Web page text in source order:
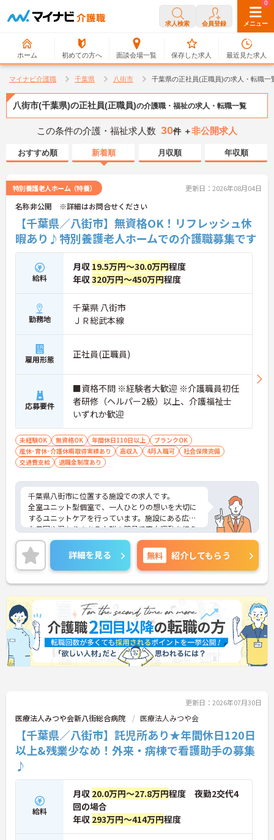
求人検索 会員登録 メニュー
ホーム 初めての方へ 面談会場一覧
0
保存した求人
0
最近見た求人
マイナビ介護職 千葉県 八街市 千葉県の正社員(正職員)の求人・転職一
八街市(千葉県)の正社員(正職員)の介護職・福祉の求人・転職一覧
この条件の介護・福祉求人数 30件 ＋非公開求人
おすすめ順 新着順 月収順 年収順
特別養護老人ホーム（特養） 更新日：2026年08月04日
名称非公開 ※詳細はお問合せください
【千葉県／八街市】無資格OK！リフレッシュ休
暇あり♪特別養護老人ホームでの介護職募集です
給料
月収 19.5万円～30.0万円程度
年収320万円～450万円程度
勤務地
千葉県 八街市
ＪＲ総武本線
雇用形態 正社員(正職員)
応募要件
■資格不問 ※経験者大歓迎 ※介護職員初任
者研修（ヘルパー2級）以上、介護福祉士
いずれか歓迎
未経験OK 無資格OK 年間休日110日以上
ブランクOK
産休･育休･介護休暇取得実績あり
高収入 4月入職可
社会保険完備
交通費支給
退職金制度あり
千葉県八街市に位置する施設での求人です。
全室ユニット型個室で、一人ひとりの想いを大切に
するユニットケアを行っています。施設にある広大
な農園や温もりのある木製の器具で室内運動を行え
る「うんどう楽園」を導入するなど、こだわりのあ
る施設です。介護系の資格がない方や経験が浅い方
もチャレンジいただけます。
ご興味のある方は、お気軽にお問い合わせくださ
い。
詳細を見る 無料 紹介してもらう
更新日：2026年07月30日
医療法人みつや会新八街総合病院 医療法人みつや会
【千葉県／八街市】託児所あり★年間休日120日
以上&残業少なめ！外来・病棟で看護助手の募集
♪
給料
月収 20.0万円～27.8万円程度 夜勤2交代4
回の場合
年収 293万円～414万円程度